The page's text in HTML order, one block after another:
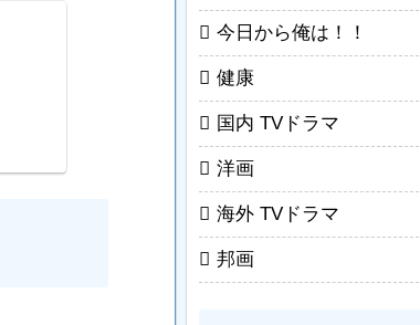
今日から俺は！！
健康
国内 TVドラマ
洋画
海外 TVドラマ
邦画